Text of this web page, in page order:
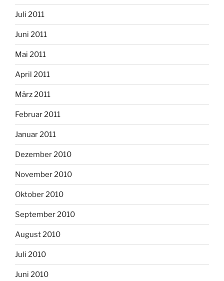
Juli 2011
Juni 2011
Mai 2011
April 2011
März 2011
Februar 2011
Januar 2011
Dezember 2010
November 2010
Oktober 2010
September 2010
August 2010
Juli 2010
Juni 2010